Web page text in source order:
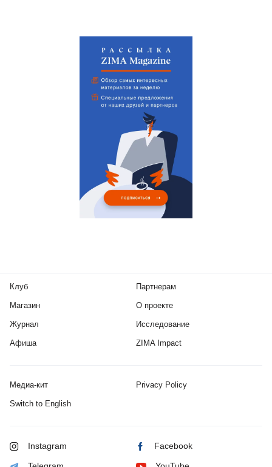
Клуб
Магазин
Журнал
Афиша
Партнерам
О проекте
Исследование
ZIMA Impact
Медиа-кит Privacy Policy
Switch to English
Instagram Facebook